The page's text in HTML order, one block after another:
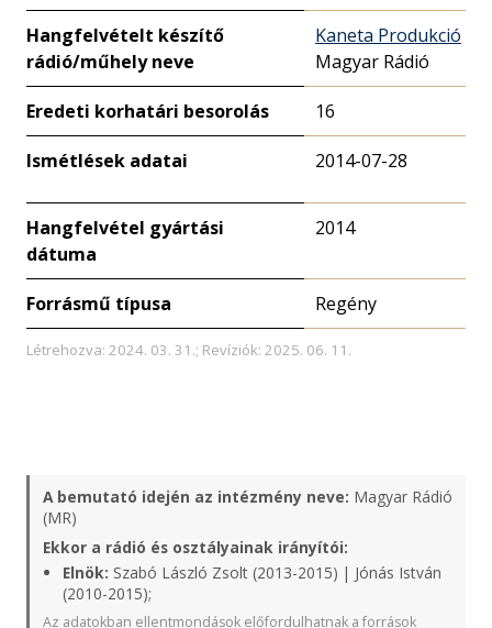
Hangfelvételt készítő
rádió/műhely neve
Kaneta Produkció
Magyar Rádió
Eredeti korhatári besorolás 16
Ismétlések adatai 2014-07-28
Hangfelvétel gyártási
dátuma
2014
Forrásmű típusa Regény
Létrehozva: 2024. 03. 31.; Revíziók: 2025. 06. 11.
A bemutató idején az intézmény neve: Magyar Rádió
(MR)
Ekkor a rádió és osztályainak irányítói:
Elnök: Szabó László Zsolt (2013-2015) | Jónás István
(2010-2015);
Az adatokban ellentmondások előfordulhatnak a források